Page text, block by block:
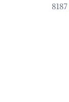
8187